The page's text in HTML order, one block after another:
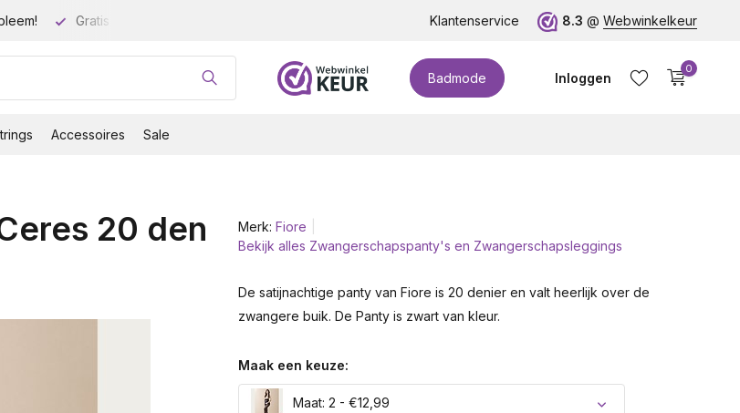
Gratis verzending vanaf 35 euro! Grote cupmaten (t/m cup M)!
Klantenservice 8.3 @ Webwinkelkeur
Badmode Inloggen
Account aanmaken
0
Accessoires Sale
20 den
Merk: Fiore
Bekijk alles Zwangerschapspanty's en Zwangerschapsleggings
De satijnachtige panty van Fiore is 20 denier en valt heerlijk over de
zwangere buik. De Panty is zwart van kleur.
Maak een keuze:
Maat: 2 - €12,99